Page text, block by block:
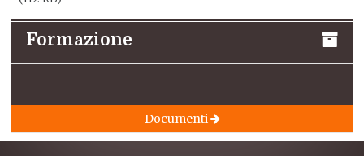
Formazione
Documenti